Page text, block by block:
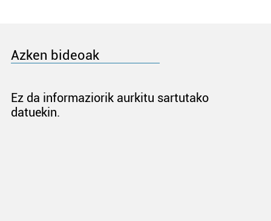
Azken bideoak
Ez da informaziorik aurkitu sartutako
datuekin.